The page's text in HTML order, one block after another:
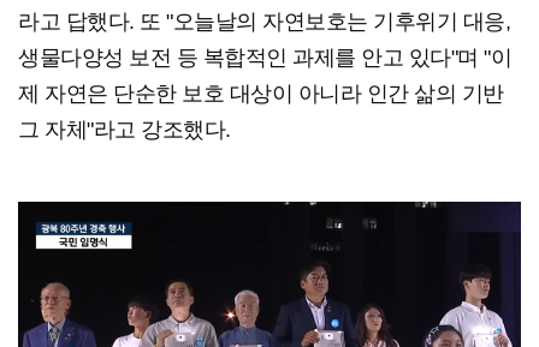
라고 답했다. 또 "오늘날의 자연보호는 기후위기 대응,
생물다양성 보전 등 복합적인 과제를 안고 있다"며 "이
제 자연은 단순한 보호 대상이 아니라 인간 삶의 기반
그 자체"라고 강조했다.